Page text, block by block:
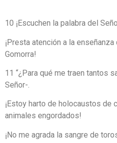
10 ¡Escuchen la palabra del
¡Presta atención a la
Gomorra!
11 “¿Para qué me traen tantos
Señor-.
¡Estoy harto de holocaustos de
animales engordados!
¡No me agrada la sangre de